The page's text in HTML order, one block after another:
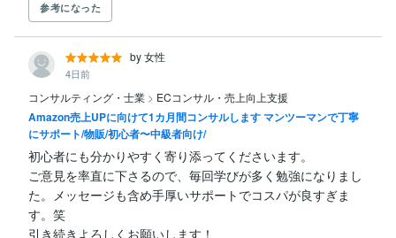
・課題や問題点の抽出から具体的な解決方法のご提案
・適切な広告運用方法や取り組むべきマーケティング施
策についてのアドバイス
・商品を改善する為の具体的なアドバイス
・商品ページの修正案や作成方法についてのアドバイス
・限られたリソースで売上を最大化する為の具体的な方
法のご提案
・Amazonから実店舗販売まで幅広い知識と経験
・破産しても再起した実体験に基づくアドバイス
-----------------------------------------------------
最後までご覧いただきありがとうございました。
参考になった
by 女性
4日前
コンサルティング・士業 > ECコンサル・売上向上支援
Amazon売上UPに向けて1カ月間コンサルします マンツーマンで丁寧
にサポート/物販/初心者〜中級者向け/
初心者にも分かりやすく寄り添ってくださいます。
ご意見を率直に下さるので、毎回学びが多く勉強になりまし
た。メッセージも含め手厚いサポートでコスパが良すぎま
す。笑